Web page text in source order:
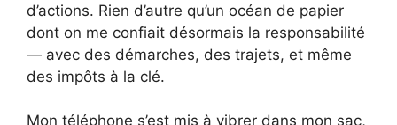
d’actions. Rien d’autre qu’un océan de papier
dont on me confiait désormais la responsabilité
— avec des démarches, des trajets, et même
des impôts à la clé.
Mon téléphone s’est mis à vibrer dans mon sac,